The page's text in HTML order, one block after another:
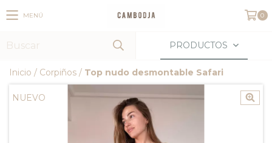
MENÚ 0
PRODUCTOS
Inicio / Corpiños / Top nudo desmontable Safari
NUEVO